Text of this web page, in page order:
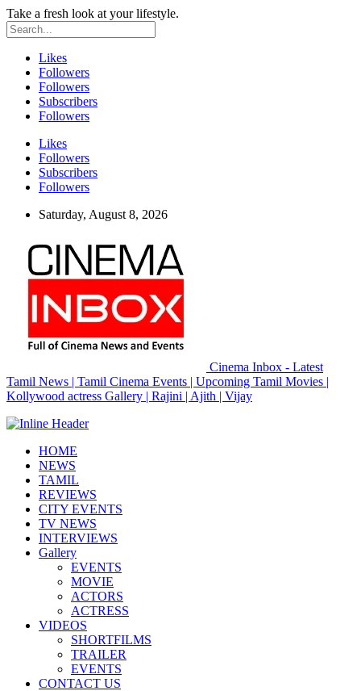
Take a fresh look at your lifestyle.
Likes
Followers
Followers
Subscribers
Followers
Likes
Followers
Subscribers
Followers
Saturday, August 8, 2026
Cinema Inbox - Latest
Tamil News | Tamil Cinema Events | Upcoming Tamil Movies |
Kollywood actress Gallery | Rajini | Ajith | Vijay
HOME
NEWS
TAMIL
REVIEWS
CITY EVENTS
TV NEWS
INTERVIEWS
Gallery
EVENTS
MOVIE
ACTORS
ACTRESS
VIDEOS
SHORTFILMS
TRAILER
EVENTS
CONTACT US